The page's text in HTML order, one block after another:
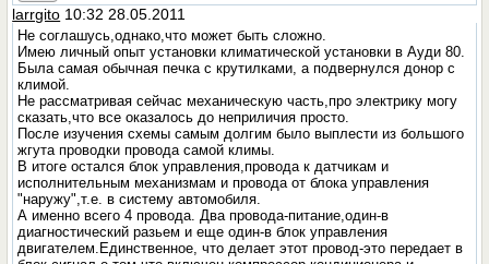
larrgito 10:32 28.05.2011
Не соглашусь,однако,что может быть сложно.
Имею личный опыт установки климатической установки в Ауди 80.
Была самая обычная печка с крутилками, а подвернулся донор с
климой.
Не рассматривая сейчас механическую часть,про электрику могу
сказать,что все оказалось до неприличия просто.
После изучения схемы самым долгим было выплести из большого
жгута проводки провода самой климы.
В итоге остался блок управления,провода к датчикам и
исполнительным механизмам и провода от блока управления
"наружу",т.е. в систему автомобиля.
А именно всего 4 провода. Два провода-питание,один-в
диагностический разьем и еще один-в блок управления
двигателем.Единственное, что делает этот провод-это передает в